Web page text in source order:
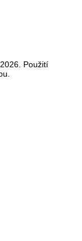
2026. Použití